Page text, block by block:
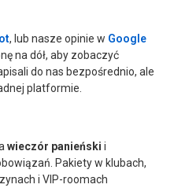
, lub nasze opinie w Google
na dół, aby zobaczyć
do nas bezpośrednio, ale
platformie.
wieczór panieński i
Pakiety w klubach,
i VIP-roomach